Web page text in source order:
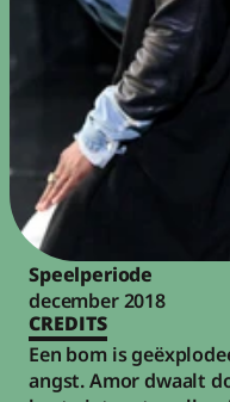
Speelperiode
december 2018
CREDITS
Een bom is
angst. Amor dwaalt